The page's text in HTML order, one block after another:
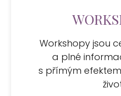
Workshopy jsou
a plné
s přímým